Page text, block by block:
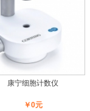
康宁细胞计数仪
￥0元